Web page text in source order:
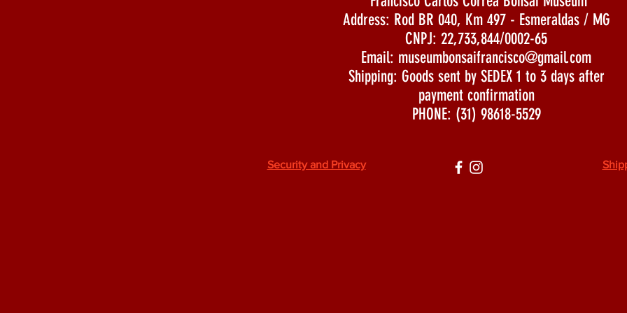
Address: Rod BR 040, Km 497 - Esmeraldas / MG
CNPJ: 22,733,844/0002-65
Email: museumbonsaifrancisco@gmail.com
Shipping: Goods sent by SEDEX 1 to 3 days after
payment confirmation
PHONE: (31) 98618-5529
Security and Privacy